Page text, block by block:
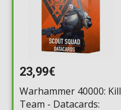
23,99€
Warhammer 40000: Kill
Team - Datacards: